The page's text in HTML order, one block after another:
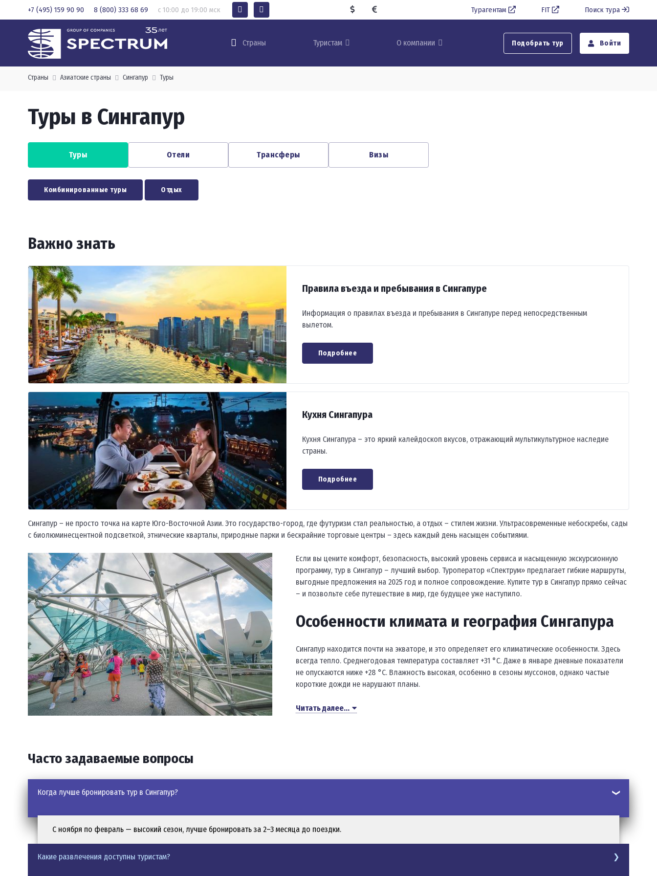
+7 (495) 159 90 90 8 (800) 333 68 69 с 10:00 до 19:00 мск Турагентам FIT Поиск тура
Страны Туристам О компании Подобрать тур Войти
Страны Азиатские страны Сингапур Туры
Туры в Сингапур
Туры Отели Трансферы Визы
Комбинированные туры Отдых
Важно знать
Правила въезда и пребывания в Сингапуре
Информация о правилах въезда и пребывания в Сингапуре перед непосредственным
вылетом.
Подробнее
Кухня Сингапура
Кухня Сингапура – это яркий калейдоскоп вкусов, отражающий мультикультурное наследие
страны.
Подробнее
Сингапур – не просто точка на карте Юго-Восточной Азии. Это государство-город, где футуризм стал реальностью, а отдых – стилем жизни. Ультрасовременные небоскребы, сады
с биолюминесцентной подсветкой, этнические кварталы, природные парки и бескрайние торговые центры – здесь каждый день насыщен событиями.
Если вы цените комфорт, безопасность, высокий уровень сервиса и насыщенную экскурсионную
программу, тур в Сингапур – лучший выбор. Туроператор «Спектрум» предлагает гибкие маршруты,
выгодные предложения на 2025 год и полное сопровождение. Купите тур в Сингапур прямо сейчас
– и позвольте себе путешествие в мир, где будущее уже наступило.
Особенности климата и география Сингапура
Сингапур находится почти на экваторе, и это определяет его климатические особенности. Здесь
всегда тепло. Среднегодовая температура составляет +31 °C. Даже в январе дневные показатели
не опускаются ниже +28 °C. Влажность высокая, особенно в сезоны муссонов, однако частые
короткие дожди не нарушают планы.
Читать далее...
Природный рельеф преимущественно равнинный, за исключением холмистой местности в центральной части острова. Пляжи находятся как в черте города, так и на курортных островах.
Куда поехать и что посетить
Главные достопримечательности:
Gardens by the Bay.Парк с гигантскими искусственными деревьями, стеклянными куполами с тропической флорой, мостами и водопадами. Особенно впечатляет ночная
Часто задаваемые вопросы
Когда лучше бронировать тур в Сингапур?
С ноября по февраль — высокий сезон, лучше бронировать за 2–3 месяца до поездки.
Какие развлечения доступны туристам?